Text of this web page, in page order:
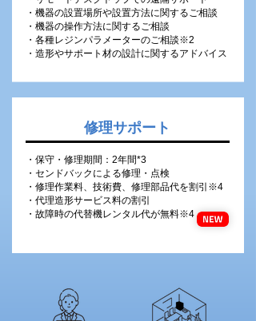
・機器の設置場所や設置方法に関するご相談
・機器の操作方法に関するご相談
・各種レジンパラメーターのご相談※2
・造形やサポート材の設計に関するアドバイス
修理サポート
・保守・修理期間：2年間*3
・センドバックによる修理・点検
・修理作業料、技術費、修理部品代を割引※4
・代理造形サービス料の割引
・故障時の代替機レンタル代が無料※4